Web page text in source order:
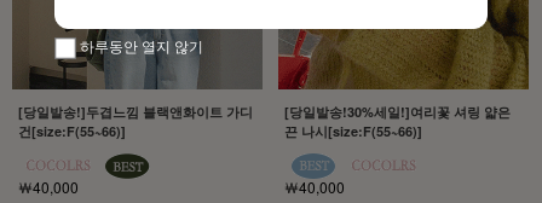
[당일발송!]두겹느낌 블랙앤화이트 가디
건[size:F(55~66)]
￦40,000
[당일발송!30%세일!]여리꽃 셔링 얇은
끈 나시[size:F(55~66)]
￦40,000
하루동안 열지 않기